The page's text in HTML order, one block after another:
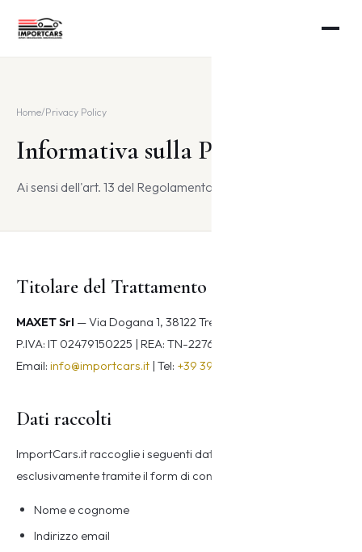
Home/Privacy Policy
Informativa sulla Privacy
Ai sensi dell'art. 13 del Regolamento UE 2016/679 (GDPR)
Titolare del Trattamento
MAXET Srl — Via Dogana 1, 38122 Trento (TN), Italia
P.IVA: IT 02479150225 | REA: TN-227676
Email: info@importcars.it | Tel: +39 392 94 330 95
Dati raccolti
ImportCars.it raccoglie i seguenti dati personali
esclusivamente tramite il form di contatto presente sul sito:
Nome e cognome
Indirizzo email